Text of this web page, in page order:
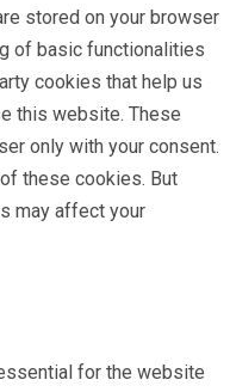
stored on your browser
of basic functionalities
cookies that help us
this website. These
only with your consent.
these cookies. But
may affect your
for the website